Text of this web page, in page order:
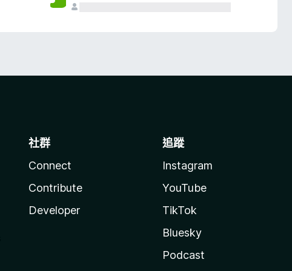
社群
Connect
Contribute
Developer
追蹤
Instagram
YouTube
TikTok
Bluesky
Podcast